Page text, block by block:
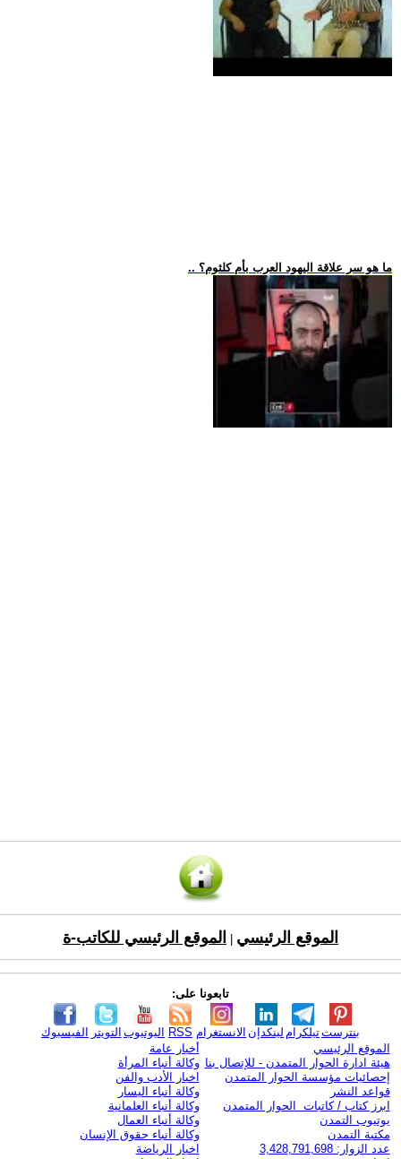
.. ما هو سر علاقة اليهود العرب بأم كلثوم؟
الموقع الرئيسي الموقع الرئيسي للكاتب-ة
تابعونا على:
الفيسبوك التويتر اليوتيوب RSS الانستغرام لينكدإن تيلكرامبنترست
الموقع الرئيسي
هيئة ادارة الحوار المتمدن - للإتصال بنا
إحصائيات مؤسسة الحوار المتمدن
قواعد النشر
ابرز كتاب / كاتبات الحوار المتمدن
يوتيوب التمدن
مكتبة التمدن
عدد الزوار: 3,428,791,698
أخبار عامة
وكالة أنباء المرأة
اخبار الأدب والفن
وكالة أنباء اليسار
وكالة أنباء العلمانية
وكالة أنباء العمال
وكالة أنباء حقوق الإنسان
اخبار الرياضة